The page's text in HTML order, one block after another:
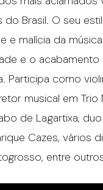
Brasil. O seu
e malícia da
e o acabamento
Participa como
musical em Trio
de Lagartixa,
Cazes, vários
entre